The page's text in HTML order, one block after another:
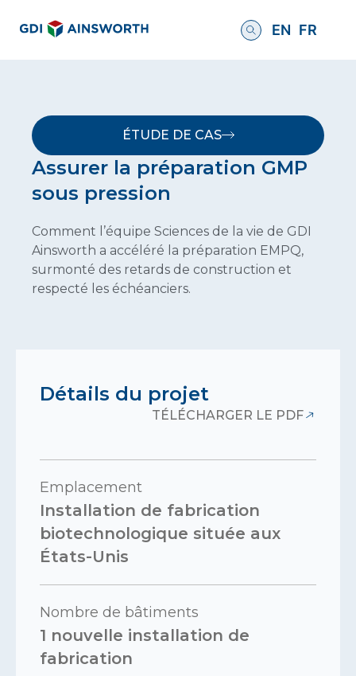
EN FR
ÉTUDE DE CAS
Assurer la préparation GMP
sous pression
Comment l’équipe Sciences de la vie de GDI
Ainsworth a accéléré la préparation EMPQ,
surmonté des retards de construction et
respecté les échéanciers.
Détails du projet
TÉLÉCHARGER LE PDF
Emplacement
Installation de fabrication
biotechnologique située aux
États-Unis
Nombre de bâtiments
1 nouvelle installation de
fabrication